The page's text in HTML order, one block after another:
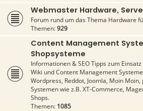
Webmaster Hardware,
Forum rund um das Thema Hardware
Themen:929
Content Management
Shopsysteme
Informationen & SEO Tipps zum
Wiki und Content Management
Wordpress, Reddot, Joomla, Moin
Systemen wie z.B. XT-Commerce,
Shops.
Themen: 1085